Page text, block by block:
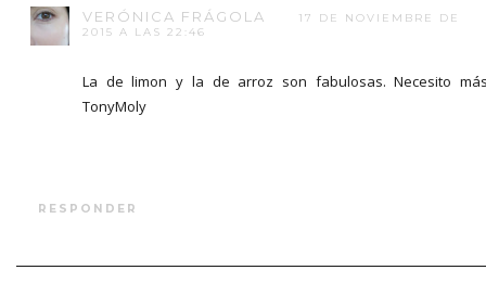
VERÓNICA FRÁGOLA
17 DE NOVIEMBRE DE
2015 A LAS 22:46
La de limon y la de arroz son fabulosas. Necesito
TonyMoly
RESPONDER